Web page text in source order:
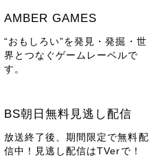
AMBER GAMES
“おもしろい”を発見・発掘・世
界とつなぐゲームレーベルで
す。
BS朝日無料見逃し配信
放送終了後、期間限定で無料配
信中！見逃し配信はTVerで！